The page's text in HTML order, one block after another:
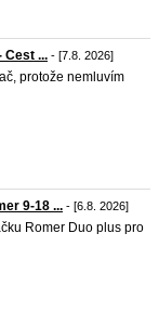
Cest ... - [7.8. 2026]
protože nemluvím
9-18 ... - [6.8. 2026]
Romer Duo plus pro